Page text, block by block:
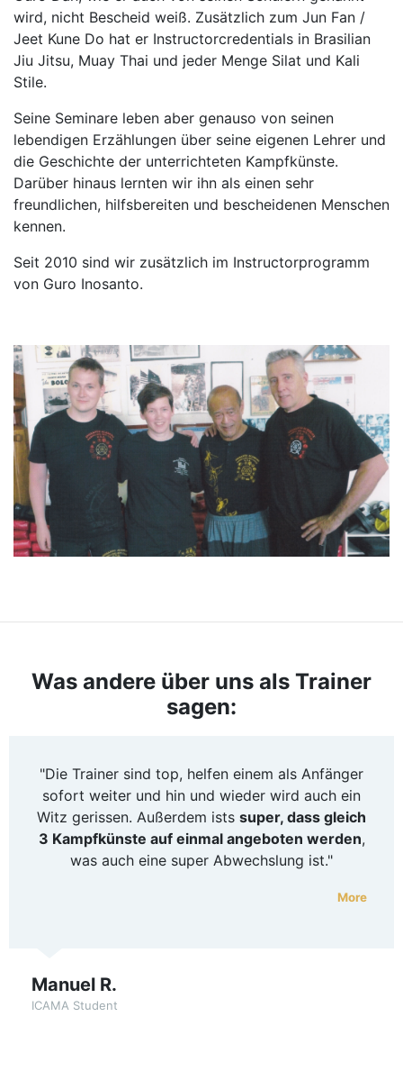
wird, nicht Bescheid weiß. Zusätzlich zum Jun Fan /
Jeet Kune Do hat er Instructorcredentials in Brasilian
Jiu Jitsu, Muay Thai und jeder Menge Silat und Kali
Stile.
Seine Seminare leben aber genauso von seinen
lebendigen Erzählungen über seine eigenen Lehrer und
die Geschichte der unterrichteten Kampfkünste.
Darüber hinaus lernten wir ihn als einen sehr
freundlichen, hilfsbereiten und bescheidenen Menschen
kennen.
Seit 2010 sind wir zusätzlich im Instructorprogramm
von Guro Inosanto.
Was andere über uns als Trainer
sagen:
"Die Trainer sind top, helfen einem als Anfänger
sofort weiter und hin und wieder wird auch ein
Witz gerissen. Außerdem ists super, dass gleich
3 Kampfkünste auf einmal angeboten werden,
was auch eine super Abwechslung ist."
More
Manuel R.
ICAMA Student